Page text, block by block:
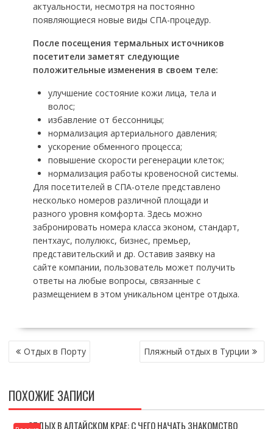
актуальности, несмотря на постоянно
появляющиеся новые виды СПА-процедур.
После посещения термальных источников
посетители заметят следующие
положительные изменения в своем теле:
улучшение состояние кожи лица, тела и
волос;
избавление от бессонницы;
нормализация артериального давления;
ускорение обменного процесса;
повышение скорости регенерации клеток;
нормализация работы кровеносной системы.
Для посетителей в СПА-отеле представлено
несколько номеров различной площади и
разного уровня комфорта. Здесь можно
забронировать номера класса эконом, стандарт,
пентхаус, полулюкс, бизнес, премьер,
представительский и др. Оставив заявку на
сайте компании, пользователь может получить
ответы на любые вопросы, связанные с
размещением в этом уникальном центре отдыха.
НАВИГАЦИЯ
ПО Отдых в Порту Пляжный отдых в Турции
ПОХОЖИЕ ЗАПИСИ
ОТДЫХ В АЛТАЙСКОМ КРАЕ: С ЧЕГО НАЧАТЬ ЗНАКОМСТВО